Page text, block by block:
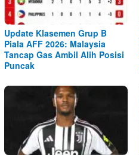
Update Klasemen Grup B
Piala AFF 2026: Malaysia
Tancap Gas Ambil Alih Posisi
Puncak